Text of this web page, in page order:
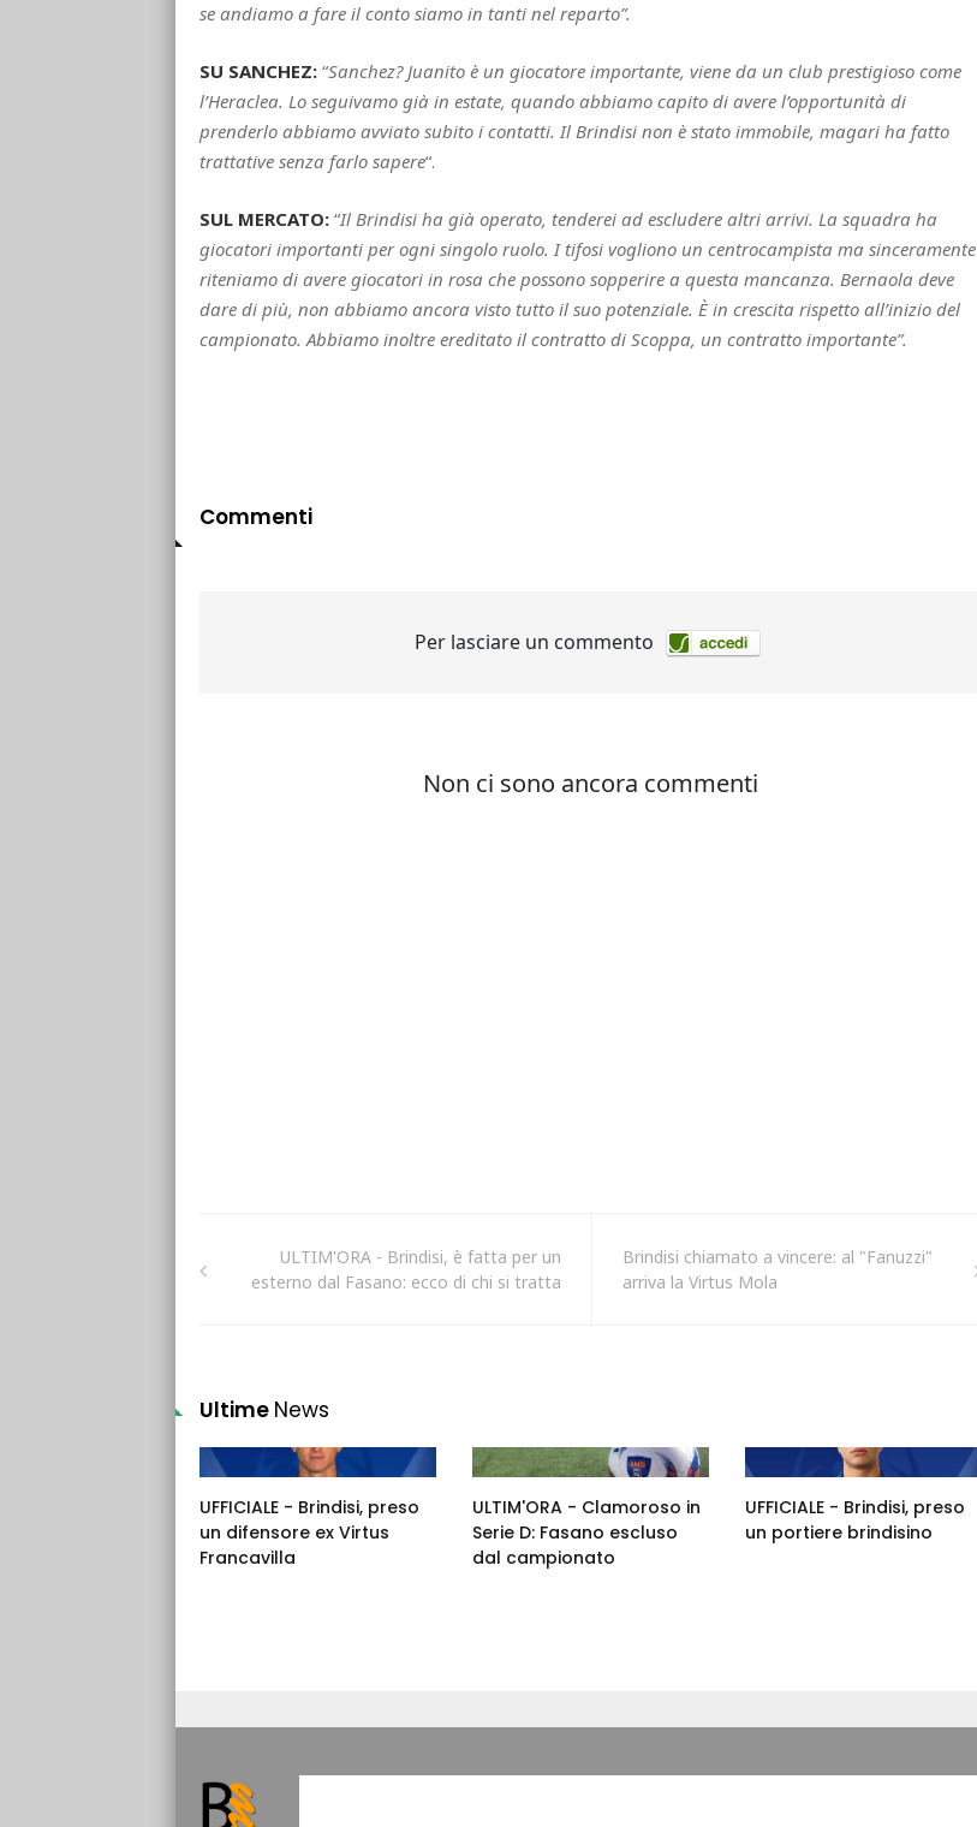
se andiamo a fare il conto siamo in tanti nel reparto”.
SU SANCHEZ: “Sanchez? Juanito è un giocatore importante, viene da un club prestigioso come
l’Heraclea. Lo seguivamo già in estate, quando abbiamo capito di avere l’opportunità di
prenderlo abbiamo avviato subito i contatti. Il Brindisi non è stato immobile, magari ha fatto
trattative senza farlo sapere“.
SUL MERCATO: “Il Brindisi ha già operato, tenderei ad escludere altri arrivi. La squadra ha
giocatori importanti per ogni singolo ruolo. I tifosi vogliono un centrocampista ma sinceramente
riteniamo di avere giocatori in rosa che possono sopperire a questa mancanza. Bernaola deve
dare di più, non abbiamo ancora visto tutto il suo potenziale. È in crescita rispetto all’inizio del
campionato. Abbiamo inoltre ereditato il contratto di Scoppa, un contratto importante”.
Commenti
ULTIM'ORA - Brindisi, è fatta per un
esterno dal Fasano: ecco di chi si tratta
Brindisi chiamato a vincere: al "Fanuzzi"
arriva la Virtus Mola
Ultime News
UFFICIALE - Brindisi, preso
un difensore ex Virtus
Francavilla
ULTIM'ORA - Clamoroso in
Serie D: Fasano escluso
dal campionato
UFFICIALE - Brindisi, preso
un portiere brindisino